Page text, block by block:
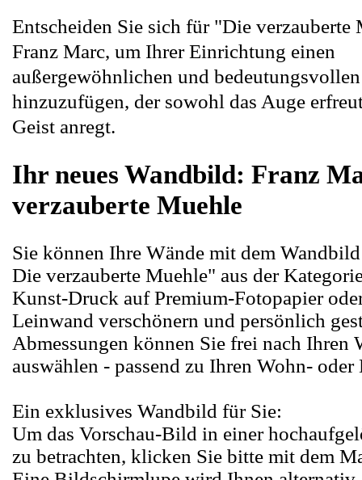
Entscheiden Sie sich für "Die verzauberte
Franz Marc, um Ihrer Einrichtung einen
außergewöhnlichen und
hinzuzufügen, der sowohl das Auge
Geist anregt.
Ihr neues Wandbild: Franz
verzauberte Muehle
Sie können Ihre Wände mit dem
Die verzauberte Muehle" aus der
Kunst-Druck auf Premium-Fotopapier
Leinwand verschönern und persönlich
Abmessungen können Sie frei nach Ihren
auswählen - passend zu Ihren Wohn- oder
Ein exklusives Wandbild für Sie:
Um das Vorschau-Bild in einer
zu betrachten, klicken Sie bitte mit dem